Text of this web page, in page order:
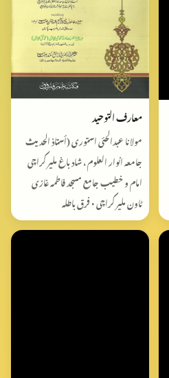
معارف التوحید
مولانا عبدالحئی استوری (أستاذ الحدیث
جامعہ انوار العلوم ، شاد باغ ملیر کراچی
امام و خطیب جامع مسجد فاطمه غازی
ٹاون ملیر کراچی • فرق باطلہ